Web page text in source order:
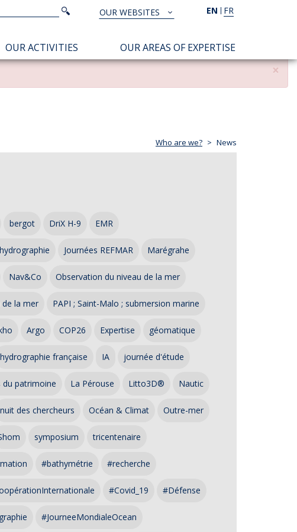
EN FR
TOUS
NOS
SITES
OUR WEBSITES
Search
Search
OUR ACTIVITIES OUR AREAS OF EXPERTISE
×
Who are we? News
bergot DriX H-9 EMR
Journées REFMAR Marégrahe
Nav&Co Observation du niveau de la mer
de la mer PAPI ; Saint-Malo ; submersion marine
Argo COP26 Expertise géomatique
hydrographie française IA journée d'étude
du patrimoine La Pérouse Litto3D® Nautic
nuit des chercheurs Océan & Climat Outre-mer
symposium tricentenaire
#bathymétrie #recherche
#Covid_19 #Défense
#JourneeMondialeOcean